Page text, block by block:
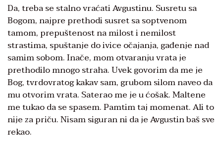
Da, treba se stalno vraćati Avgustinu. Susretu sa
Bogom, najpre prethodi susret sa soptvenom
tamom, prepuštenost na milost i nemilost
strastima, spuštanje do ivice očajanja, gađenje nad
samim sobom. Inače, mom otvaranju vrata je
prethodilo mnogo straha. Uvek govorim da me je
Bog, tvrdovratog kakav sam, grubom silom naveo da
mu otvorim vrata. Saterao me je u ćošak. Maltene
me tukao da se spasem. Pamtim taj momenat. Ali to
nije za priču. Nisam siguran ni da je Avgustin baš sve
rekao.